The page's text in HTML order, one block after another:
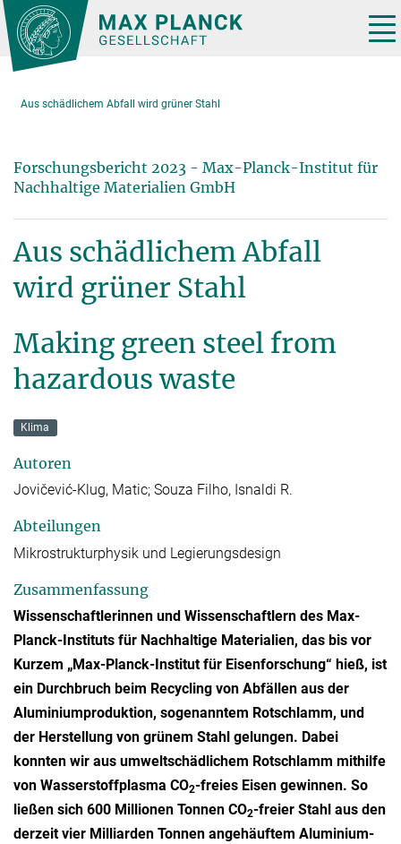
Hauptinhalt
Aus schädlichem Abfall wird grüner Stahl
Forschungsbericht 2023 - Max-Planck-Institut für
Nachhaltige Materialien GmbH
Aus schädlichem Abfall
wird grüner Stahl
Making green steel from
hazardous waste
Klima
Autoren
Jovičević-Klug, Matic; Souza Filho, Isnaldi R.
Abteilungen
Mikrostrukturphysik und Legierungsdesign
Zusammenfassung
Wissenschaftlerinnen und Wissenschaftlern des Max-
Planck-Instituts für Nachhaltige Materialien, das bis vor
Kurzem „Max-Planck-Institut für Eisenforschung“ hieß, ist
ein Durchbruch beim Recycling von Abfällen aus der
Aluminiumproduktion, sogenanntem Rotschlamm, und
der Herstellung von grünem Stahl gelungen. Dabei
konnten wir aus umweltschädlichem Rotschlamm mithilfe
von Wasserstoffplasma CO2-freies Eisen gewinnen. So
ließen sich 600 Millionen Tonnen CO2-freier Stahl aus den
derzeit vier Milliarden Tonnen angehäuftem Aluminium-